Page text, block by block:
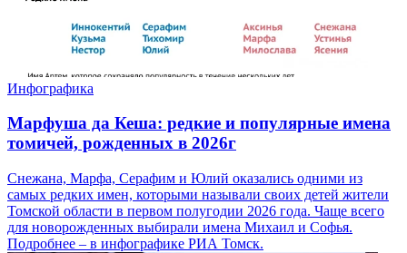
Инфографика
Марфуша да Кеша: редкие и популярные имена
томичей, рожденных в 2026г
Снежана, Марфа, Серафим и Юлий оказались одними из
самых редких имен, которыми называли своих детей жители
Томской области в первом полугодии 2026 года. Чаще всего
для новорожденных выбирали имена Михаил и Софья.
Подробнее – в инфографике РИА Томск.